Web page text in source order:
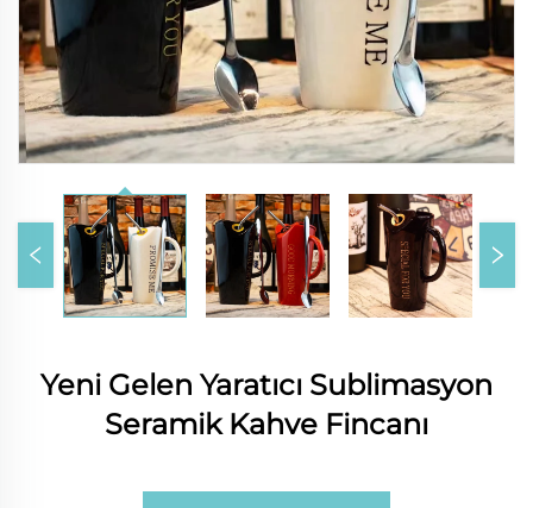
Yeni Gelen Yaratıcı Sublimasyon
Seramik Kahve Fincanı